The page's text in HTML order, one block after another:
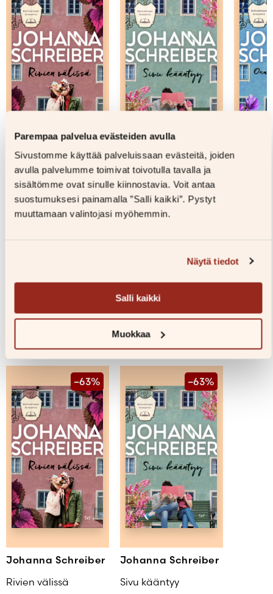
Parempaa palvelua evästeiden avulla
Sivustomme käyttää palveluissaan evästeitä, joiden
avulla palvelumme toimivat toivotulla tavalla ja
sisältömme ovat sinulle kiinnostavia. Voit antaa
suostumuksesi painamalla ”Salli kaikki”. Pystyt
muuttamaan valintojasi myöhemmin.
Näytä tiedot
Salli kaikki
Muokkaa
Rivien välissä –
Nidottu
10,00€ 27,00€
Sivu kääntyy –
Nidottu
10,00€ 27,00€
Sarjan muita kirjoja
–63%
Johanna Schreiber
Rivien välissä
–63%
Johanna Schreiber
Sivu kääntyy